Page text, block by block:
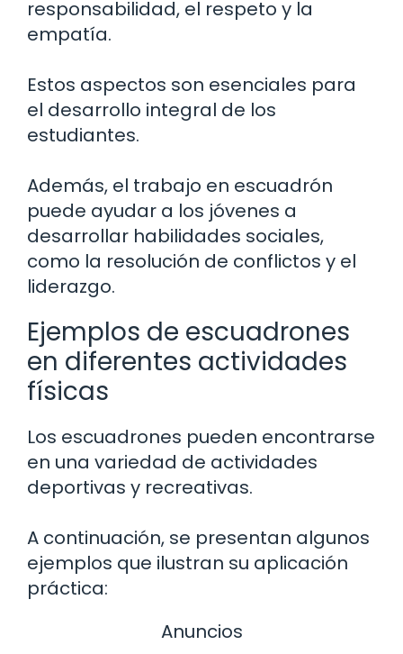
responsabilidad, el respeto y la
empatía.
Estos aspectos son esenciales para
el desarrollo integral de los
estudiantes.
Además, el trabajo en escuadrón
puede ayudar a los jóvenes a
desarrollar habilidades sociales,
como la resolución de conflictos y el
liderazgo.
Ejemplos de escuadrones
en diferentes actividades
físicas
Los escuadrones pueden encontrarse
en una variedad de actividades
deportivas y recreativas.
A continuación, se presentan algunos
ejemplos que ilustran su aplicación
práctica:
Anuncios